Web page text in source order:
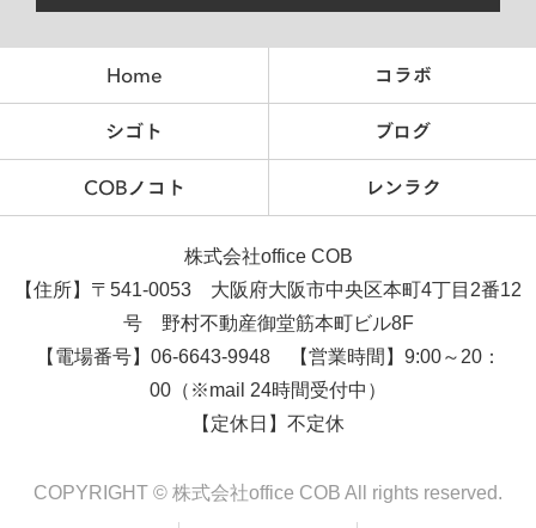
Home コラボ
シゴト ブログ
COBノコト レンラク
株式会社office COB
【住所】〒541-0053 大阪府大阪市中央区本町4丁目2番12
号 野村不動産御堂筋本町ビル8F
【電場番号】06-6643-9948 【営業時間】9:00～20：
00（※mail 24時間受付中）
【定休日】不定休
COPYRIGHT © 株式会社office COB All rights reserved.